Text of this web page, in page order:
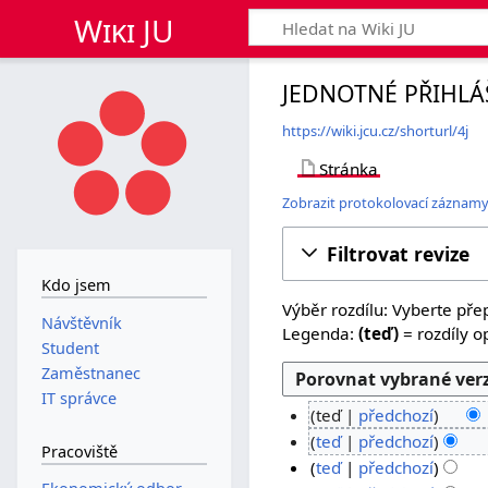
Wiki JU
JEDNOTNÉ
https://wiki.jcu.cz/shorturl/4j
Stránka
Zobrazit protokolovací
Filtrovat revize
Výběr rozdílu: Vyberte
Legenda:(teď) = rozdíly
8
teď předchozí
B
e
8
teď předchozí
Bteď předchozí
Kdo jsem
Návštěvník
Student
Zaměstnanec
IT správce
Pracoviště